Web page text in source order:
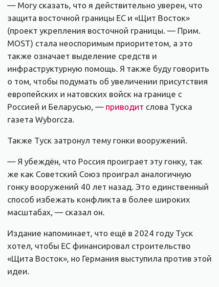
— Могу сказать, что я действительно уверен, что
защита восточной границы ЕС и «Щит Восток»
(проект укрепления восточной границы. — Прим.
MOST) стала неоспоримым приоритетом, а это
также означает выделение средств и
инфраструктурную помощь. Я также буду говорить
о том, чтобы подумать об увеличении присутствия
европейских и натовских войск на границе с
Россией и Беларусью, — приводит слова Туска
газета Wyborcza.
Также Туск затронул тему гонки вооружений.
— Я убеждён, что Россия проиграет эту гонку, так
же как Советский Союз проиграл аналогичную
гонку вооружений 40 лет назад. Это единственный
способ избежать конфликта в более широких
масштабах, — сказал он.
Издание напоминает, что ещё в 2024 году Туск
хотел, чтобы ЕС финансировал строительство
«Щита Восток», но Германия выступила против этой
идеи.